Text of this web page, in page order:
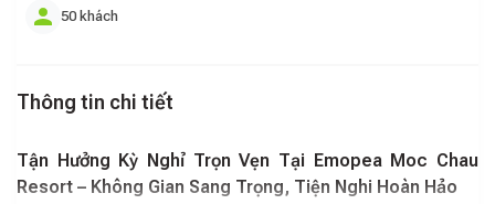
50 khách
Thông tin chi tiết
Tận Hưởng Kỳ Nghỉ Trọn Vẹn Tại Emopea Moc Chau
Resort – Không Gian Sang Trọng, Tiện Nghi Hoàn Hảo